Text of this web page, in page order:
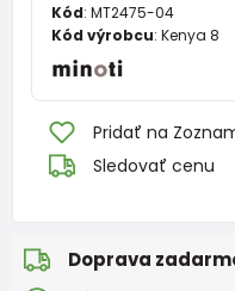
Kód: MT2475-04
Kód výrobcu: Kenya 8
Pridať na
Sledovať cenu
Doprava